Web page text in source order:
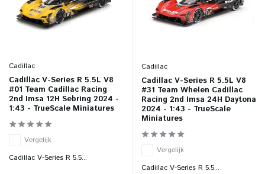
Cadillac
Cadillac V-Series R 5.5L V8
#01 Team Cadillac Racing
2nd Imsa 12H Sebring 2024 -
1:43 - TrueScale Miniatures
Vergelijk
Cadillac V-Series R 5.5...
Cadillac
Cadillac V-Series R 5.5L V8
#31 Team Whelen Cadillac
Racing 2nd Imsa 24H Daytona
2024 - 1:43 - TrueScale
Miniatures
Vergelijk
Cadillac V-Series R 5.5...